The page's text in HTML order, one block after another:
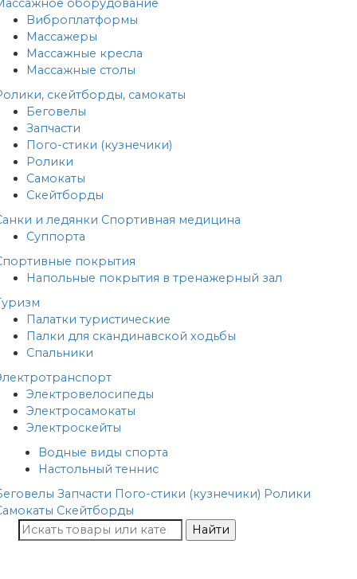
оборудование
Виброплатформы
Массажеры
Массажные кресла
Массажные столы
скейтборды, самокаты
Беговелы
Запчасти
Пого-стики (кузнечики)
Ролики
Самокаты
Скейтборды
и ледянки Спортивная медицина
Суппорта
покрытия
Напольные покрытия в тренажерный зал
Палатки туристические
Палки для скандинавской ходьбы
Спальники
Электровелосипеды
Электросамокаты
Электроскейты
Водные виды спорта
Настольный теннис
Запчасти Пого-стики (кузнечики) Ролики
Скейтборды
Найти